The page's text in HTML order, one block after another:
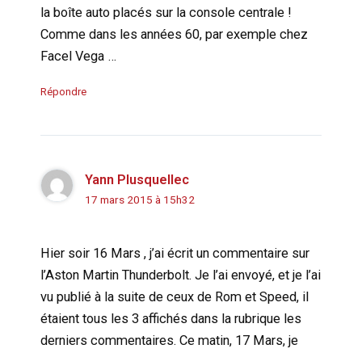
la boîte auto placés sur la console centrale !
Comme dans les années 60, par exemple chez
Facel Vega …
Répondre
Yann Plusquellec
17 mars 2015 à 15h32
Hier soir 16 Mars , j’ai écrit un commentaire sur
l’Aston Martin Thunderbolt. Je l’ai envoyé, et je l’ai
vu publié à la suite de ceux de Rom et Speed, il
étaient tous les 3 affichés dans la rubrique les
derniers commentaires. Ce matin, 17 Mars, je